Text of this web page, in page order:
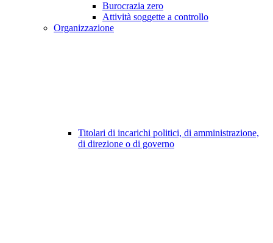
Burocrazia zero
Attività soggette a controllo
Organizzazione
Titolari di incarichi politici, di amministrazione,
di direzione o di governo